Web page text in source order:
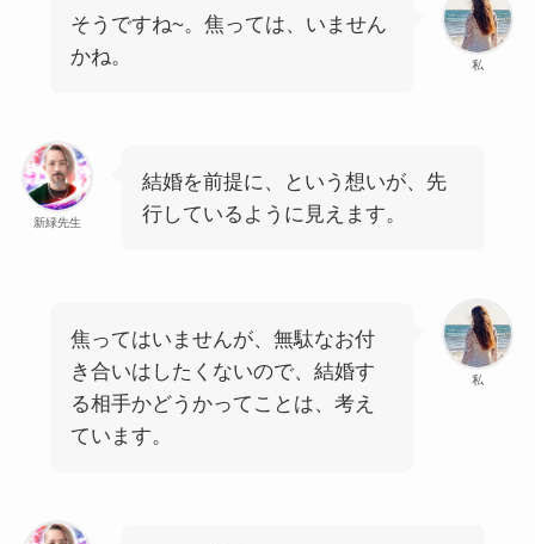
私
そうですね~。焦っては、いません
かね。
新緑先生
結婚を前提に、という想いが、先
行しているように見えます。
私
焦ってはいませんが、無駄なお付
き合いはしたくないので、結婚す
る相手かどうかってことは、考え
ています。